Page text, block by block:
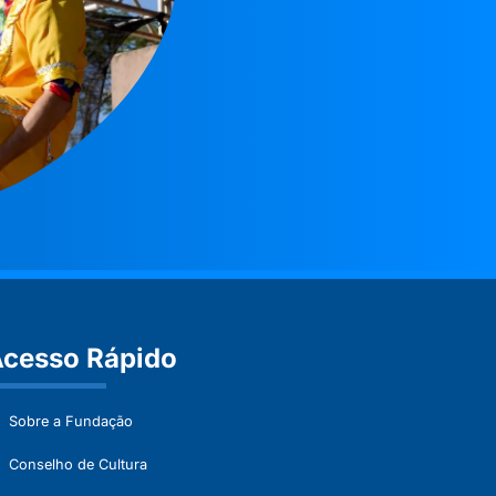
Rápido
Sobre a Fundação
Conselho de Cultura